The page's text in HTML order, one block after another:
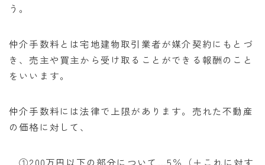
う。
仲介手数料とは宅地建物取引業者が媒介契約にもとづ
き、売主や買主から受け取ることができる報酬のこと
をいいます。
仲介手数料には法律で上限があります。売れた不動産
の価格に対して、
①200万円以下の部分について…5％（＋これに対す